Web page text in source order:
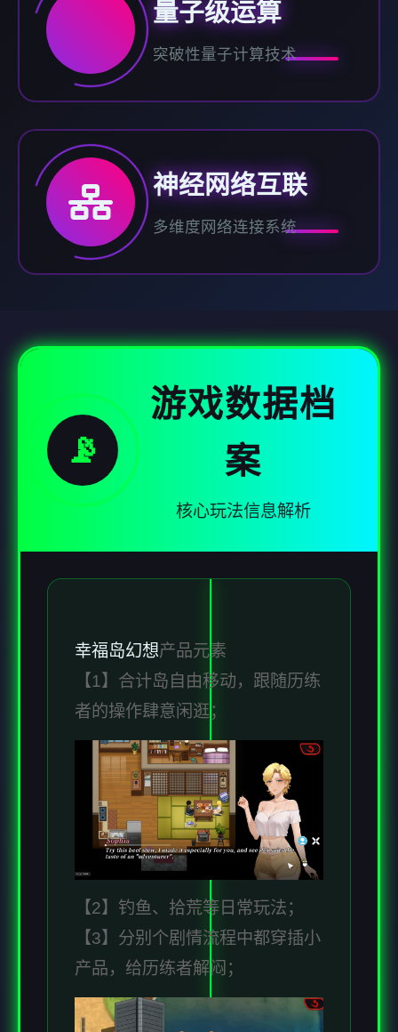
量子级运算
突破性量子计算技术
神经网络互联
多维度网络连接系统
📡
游戏数据档
案
核心玩法信息解析
幸福岛幻想产品元素
【1】合计岛自由移动，跟随历练
者的操作肆意闲逛；
【2】钓鱼、拾荒等日常玩法；
【3】分别个剧情流程中都穿插小
产品，给历练者解闷；